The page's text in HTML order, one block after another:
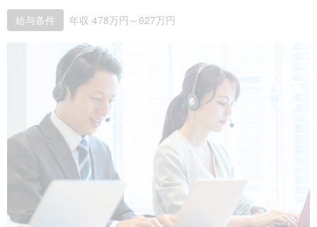
給与条件 年収 478万円～627万円